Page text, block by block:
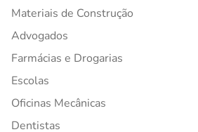
Materiais de Construção
Advogados
Farmácias e Drogarias
Escolas
Oficinas Mecânicas
Dentistas